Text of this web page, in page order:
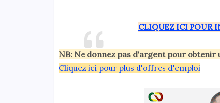
CLIQUEZ ICI POUR
NB: Ne donnez pas d'argent pour obtenir
Cliquez ici pour plus d'offres d'emploi